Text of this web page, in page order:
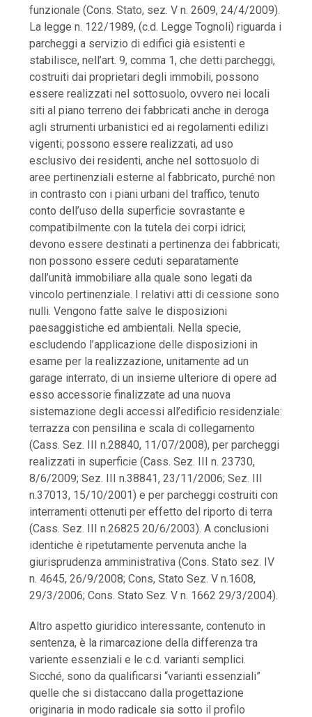
funzionale (Cons. Stato, sez. V n. 2609, 24/4/2009).
La legge n. 122/1989, (c.d. Legge Tognoli) riguarda i
parcheggi a servizio di edifici già esistenti e
stabilisce, nell’art. 9, comma 1, che detti parcheggi,
costruiti dai proprietari degli immobili, possono
essere realizzati nel sottosuolo, ovvero nei locali
siti al piano terreno dei fabbricati anche in deroga
agli strumenti urbanistici ed ai regolamenti edilizi
vigenti; possono essere realizzati, ad uso
esclusivo dei residenti, anche nel sottosuolo di
aree pertinenziali esterne al fabbricato, purché non
in contrasto con i piani urbani del traffico, tenuto
conto dell’uso della superficie sovrastante e
compatibilmente con la tutela dei corpi idrici;
devono essere destinati a pertinenza dei fabbricati;
non possono essere ceduti separatamente
dall’unità immobiliare alla quale sono legati da
vincolo pertinenziale. I relativi atti di cessione sono
nulli. Vengono fatte salve le disposizioni
paesaggistiche ed ambientali. Nella specie,
escludendo l’applicazione delle disposizioni in
esame per la realizzazione, unitamente ad un
garage interrato, di un insieme ulteriore di opere ad
esso accessorie finalizzate ad una nuova
sistemazione degli accessi all’edificio residenziale:
terrazza con pensilina e scala di collegamento
(Cass. Sez. III n.28840, 11/07/2008), per parcheggi
realizzati in superficie (Cass. Sez. III n. 23730,
8/6/2009; Sez. III n.38841, 23/11/2006; Sez. III
n.37013, 15/10/2001) e per parcheggi costruiti con
interramenti ottenuti per effetto del riporto di terra
(Cass. Sez. III n.26825 20/6/2003). A conclusioni
identiche è ripetutamente pervenuta anche la
giurisprudenza amministrativa (Cons. Stato sez. IV
n. 4645, 26/9/2008; Cons, Stato Sez. V n.1608,
29/3/2006; Cons. Stato Sez. V n. 1662 29/3/2004).
Altro aspetto giuridico interessante, contenuto in
sentenza, è la rimarcazione della differenza tra
variente essenziali e le c.d. varianti semplici.
Sicché, sono da qualificarsi “varianti essenziali”
quelle che si distaccano dalla progettazione
originaria in modo radicale sia sotto il profilo